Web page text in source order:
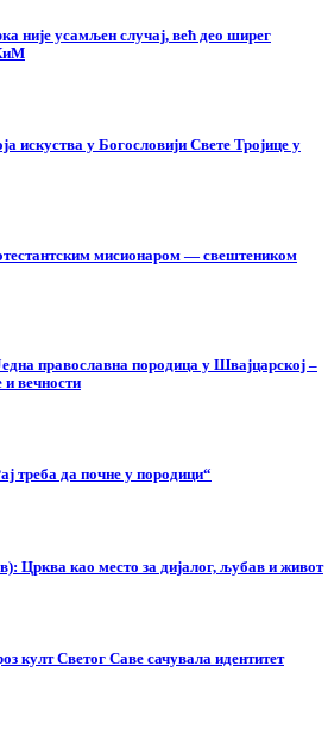
није усамљен случај, већ део ширег
искуства у Богословији Свете Тројице у
мисионаром — свештеником
православна породица у Швајцарској –
и вечности
треба да почне у породици“
Црква као место за дијалог, љубав и живот
култ Светог Саве сачувала идентитет